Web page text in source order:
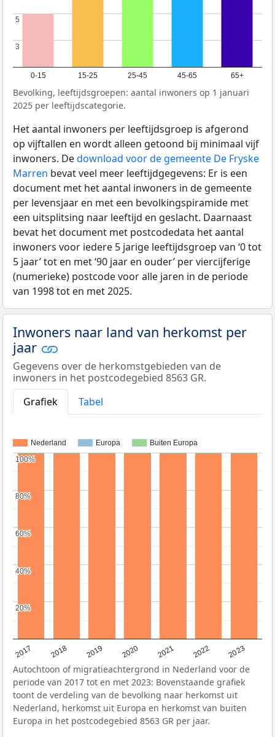
0-15 15-25 25-45 45-65 65+
3
3
5
5
Bevolking, leeftijdsgroepen: aantal inwoners op 1 januari
2025 per leeftijdscategorie.
Het aantal inwoners per leeftijdsgroep is afgerond
op vijftallen en wordt alleen getoond bij minimaal vijf
inwoners. Dedownload voor de gemeente De Fryske
Marren bevat veel meer leeftijdgegevens: Er is een
document met het aantal inwoners in de gemeente
per levensjaar en met een bevolkingspiramide met
een uitsplitsing naar leeftijd en geslacht. Daarnaast
bevat het document met postcodedata het aantal
inwoners voor iedere 5 jarige leeftijdsgroep van ‘0 tot
5 jaar’ tot en met ‘90 jaar en ouder’ per viercijferige
(numerieke) postcode voor alle jaren in de periode
van 1998 tot en met 2025.
Inwoners naar land van herkomst per
jaar
Gegevens over de herkomstgebieden van de
inwoners in het postcodegebied 8563 GR.
Grafiek
Tabel
Nederland Europa Buiten Europa
2017 2018 2019 2020 2021 2022 2023
20%
20%
40%
40%
60%
60%
80%
80%
100%
100%
Autochtoon of migratieachtergrond in Nederland voor de
periode van 2017 tot en met 2023: Bovenstaande grafiek
toont de verdeling van de bevolking naar herkomst uit
Nederland, herkomst uit Europa en herkomst van buiten
Europa in het postcodegebied 8563 GR per jaar.